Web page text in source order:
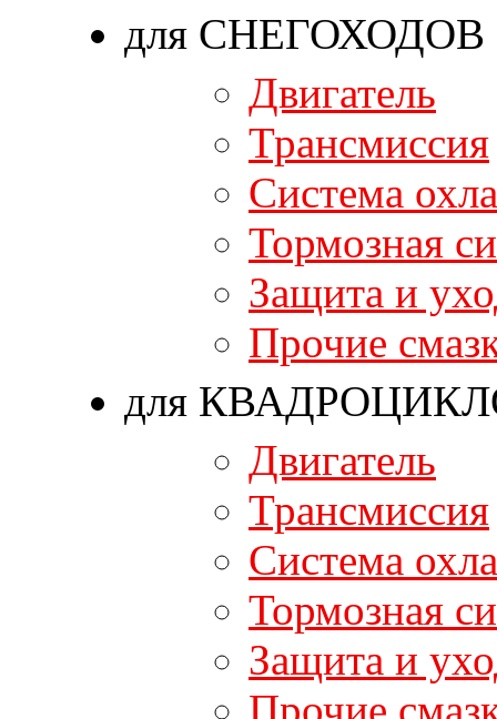
для СНЕГОХОДОВ
Двигатель
Трансмиссия
Система
Тормозная
Защита и
Прочие
для
Двигатель
Трансмиссия
Система
Тормозная
Защита и
Прочие